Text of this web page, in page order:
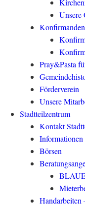
Unsere
Pray&Pasta
Förderverein
Unsere
Stadtteilzentrum
Kontakt
Informationen
Börsen
Handarbeiten